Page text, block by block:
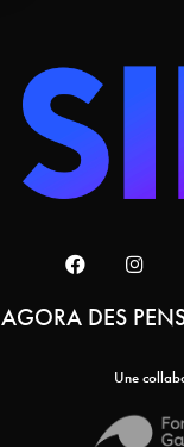
AGORA DES
Une